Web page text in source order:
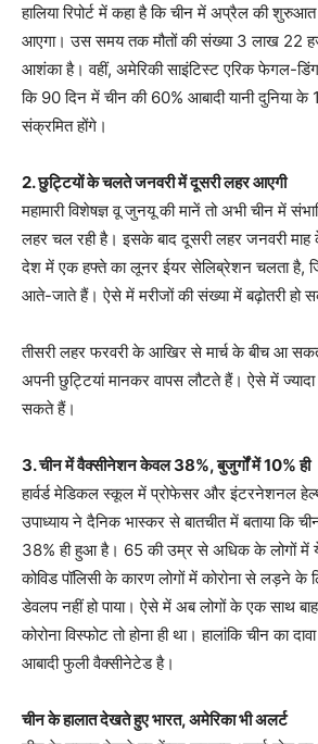
हालिया रिपोर्ट में कहा है कि चीन में अप्रैल की शुरुआत
आएगा। उस समय तक मौतों की संख्या 3 लाख 22
आशंका है। वहीं, अमेरिकी साइंटिस्ट एरिक फेगल-
कि 90 दिन में चीन की 60% आबादी यानी दुनिया के
संक्रमित होंगे।
2. छुट्टियों के चलते जनवरी में दूसरी लहर आएगी
महामारी विशेषज्ञ वू जुनयू की मानें तो अभी चीन में
लहर चल रही है। इसके बाद दूसरी लहर जनवरी
देश में एक हफ्ते का लूनर ईयर सेलिब्रेशन चलता है,
आते-जाते हैं। ऐसे में मरीजों की संख्या में बढ़ोतरी हो
तीसरी लहर फरवरी के आखिर से मार्च के बीच आ
अपनी छुट्टियां मानकर वापस लौटते हैं। ऐसे में ज्यादा
सकते हैं।
3. चीन में वैक्सीनेशन केवल 38%, बुजुर्गों में 10% ही
हार्वर्ड मेडिकल स्कूल में प्रोफेसर और इंटरनेशनल
उपाध्याय ने दैनिक भास्कर से बातचीत में बताया कि
38% ही हुआ है। 65 की उम्र से अधिक के लोगों में ये
कोविड पॉलिसी के कारण लोगों में कोरोना से लड़ने के
डेवलप नहीं हो पाया। ऐसे में अब लोगों के एक साथ
कोरोना विस्फोट तो होना ही था। हालांकि चीन का
आबादी फुली वैक्सीनेटेड है।
चीन के हालात देखते हुए भारत, अमेरिका भी अलर्ट